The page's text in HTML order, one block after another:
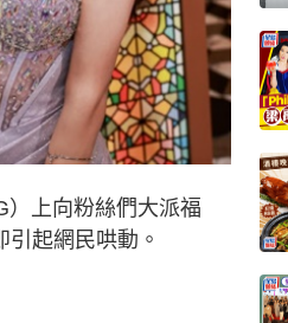
）上向粉絲們大派福
起網民哄動。